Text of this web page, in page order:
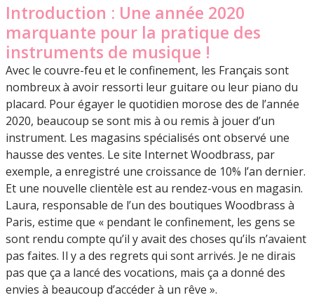
Introduction : Une année 2020
marquante pour la pratique des
instruments de musique !
Avec le couvre-feu et le confinement, les Français sont
nombreux à avoir ressorti leur guitare ou leur piano du
placard. Pour égayer le quotidien morose des de l’année
2020, beaucoup se sont mis à ou remis à jouer d’un
instrument. Les magasins spécialisés ont observé une
hausse des ventes. Le site Internet Woodbrass, par
exemple, a enregistré une croissance de 10% l’an dernier.
Et une nouvelle clientèle est au rendez-vous en magasin.
Laura, responsable de l’un des boutiques Woodbrass à
Paris, estime que « pendant le confinement, les gens se
sont rendu compte qu’il y avait des choses qu’ils n’avaient
pas faites. Il y a des regrets qui sont arrivés. Je ne dirais
pas que ça a lancé des vocations, mais ça a donné des
envies à beaucoup d’accéder à un rêve ».